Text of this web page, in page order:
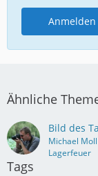
Anmelden
Ähnliche
Bild des
Michael Moll
Lagerfeuer
Tags